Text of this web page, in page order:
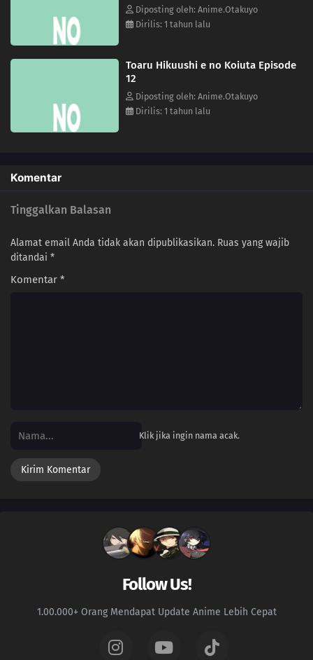
Diposting oleh: Anime.Otakuyo
Dirilis: 1 tahun lalu
Toaru Hikuushi e no Koiuta Episode
12
Diposting oleh: Anime.Otakuyo
Dirilis: 1 tahun lalu
Komentar
Tinggalkan Balasan
Alamat email Anda tidak akan dipublikasikan. Ruas yang wajib
ditandai *
Komentar *
Klik jika ingin nama acak.
Follow Us!
1.00.000+ Orang Mendapat Update Anime Lebih Cepat